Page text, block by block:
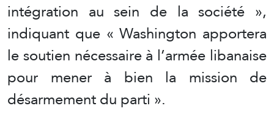
intégration au sein de la société »,
indiquant que « Washington apportera
le soutien nécessaire à l’armée libanaise
pour mener à bien la mission de
désarmement du parti ».